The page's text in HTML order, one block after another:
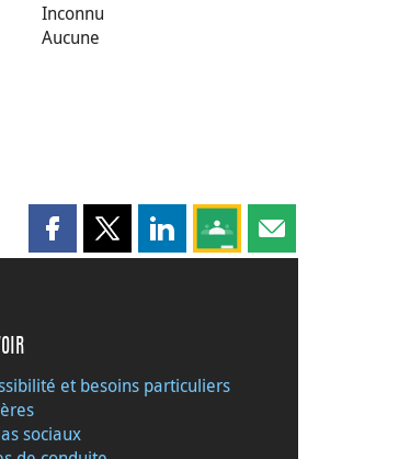
Inconnu
Aucune
Partager cette page sur Facebook
Partager cette page sur X
Partager cette page sur
Partagez cette page sur
Partager cette
et besoins particuliers
sociaux